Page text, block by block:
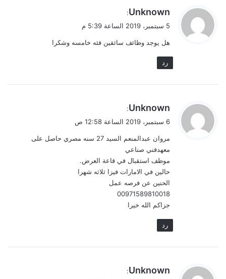
ي
ل
Unknown
:
5 سبتمبر، 2019 الساعة 5:39 م
هل يوجد وظائف سائقين فئه خامسه وشكرا
رد
ي
ل
Unknown
:
6 سبتمبر، 2019 الساعة 12:58 ص
مروان عبدالمنعم السيد 27 سنه مصري حاصل على
معهدفني صناعي
موظف استقبال في قاعة العرض.
حالين في الامارات فيزا ثلاثه شهرا
الحنين عن فرصه عمل
00971589810018
جزاكم الله خيرا
رد
يUnknown
: